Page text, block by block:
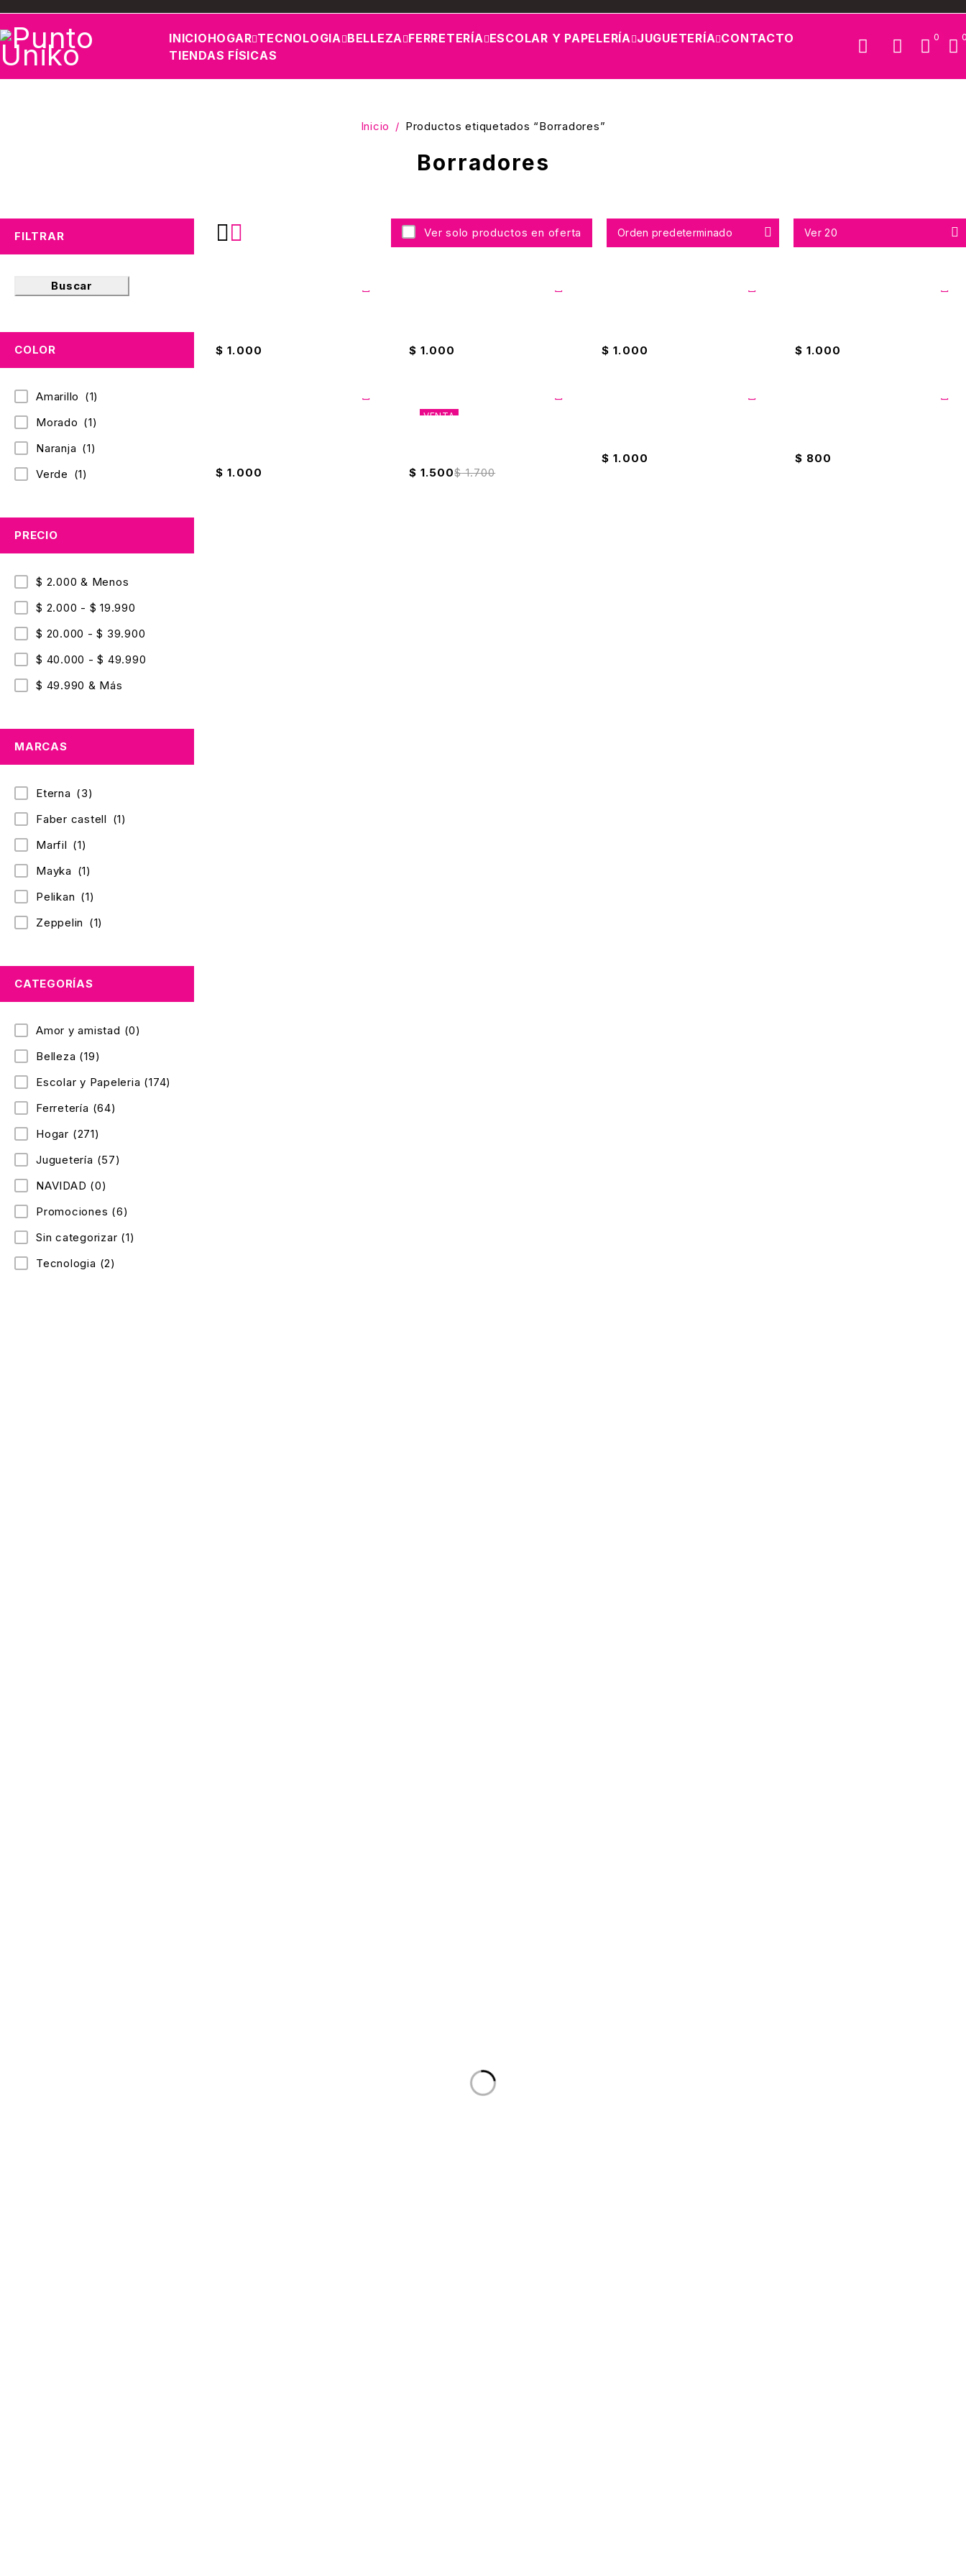
INICIOHOGAR TECNOLOGIA BELLEZA FERRETERÍA ESCOLAR Y PAPELERÍA JUGUETERÍA CONTACTO
TIENDAS FÍSICAS
0
Borradores
Inicio / Productos etiquetados “Borradores”
FILTRAR
Buscar
COLOR
Amarillo (1)
Morado (1)
Naranja (1)
Verde (1)
PRECIO
$ 2.000 & Menos
$ 2.000 - $ 19.990
$ 20.000 - $ 39.900
$ 40.000 - $ 49.990
$ 49.990 & Más
MARCAS
Eterna (3)
Faber castell (1)
Marfil (1)
Mayka (1)
Pelikan (1)
Zeppelin (1)
CATEGORÍAS
Amor y amistad (0)
Belleza (19)
Escolar y Papeleria (174)
Ferretería (64)
Hogar (271)
Juguetería (57)
NAVIDAD (0)
Promociones (6)
Sin categorizar (1)
Tecnologia (2)
Ver solo productos en oferta Orden predeterminado Ver 20
$ 1.000
$ 1.000
$ 1.000
$ 1.000
$ 1.000
VENTA
$1.700
$ 1.500
$ 1.000
$ 800